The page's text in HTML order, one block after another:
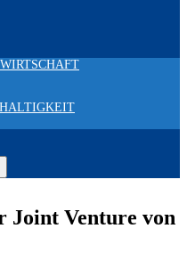
Joint Venture von